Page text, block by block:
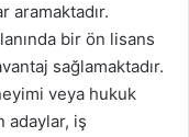
bir ön lisans
sağlamaktadır.
veya hukuk
adaylar, iş